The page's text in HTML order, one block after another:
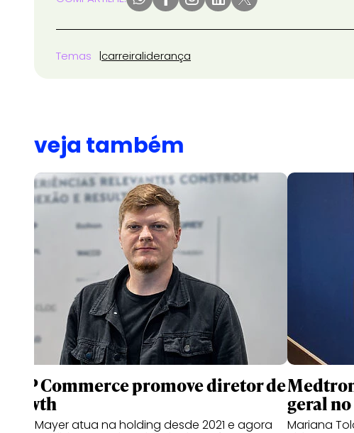
Temas carreiraliderança
veja também
WPP Commerce promove diretor de
growth
Bruno Mayer atua na holding desde 2021 e agora
geral
Mariana